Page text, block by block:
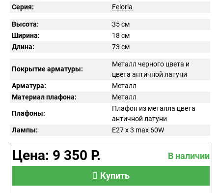
Серия:
Feloria
Высота:
35 см
Ширина:
18 см
Длина:
73 см
Покрытие арматуры:
Металл черного цвета и
цвета античной латуни
Арматура:
Металл
Материал плафона:
Металл
Плафоны:
Плафон из металла цвета
античной латуни
Лампы:
E27 x 3 max 60W
Цена: 9 350 Р.
В наличии
Купить